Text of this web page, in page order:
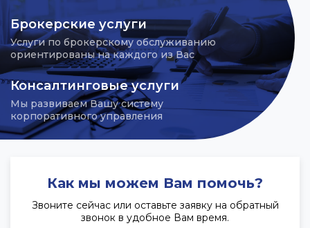
Брокерские услуги
Услуги по брокерскому обслуживанию
ориентированы на каждого из Вас
Консалтинговые услуги
Мы развиваем Вашу систему
корпоративного управления
Как мы можем Вам помочь?
Звоните сейчас или оставьте заявку на обратный
звонок в удобное Вам время.